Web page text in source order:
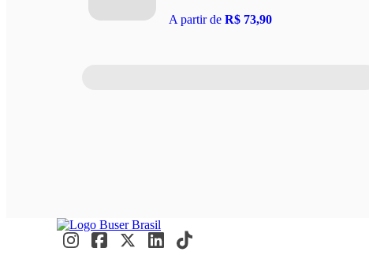
A partir de R$ 73,90